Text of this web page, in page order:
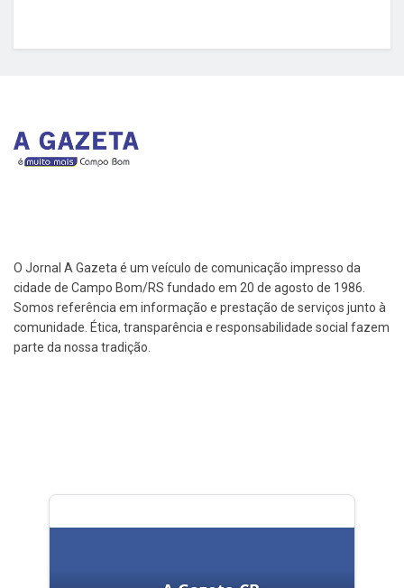
O Jornal A Gazeta é um veículo de comunicação impresso da
cidade de Campo Bom/RS fundado em 20 de agosto de 1986.
Somos referência em informação e prestação de serviços junto à
comunidade. Ética, transparência e responsabilidade social fazem
parte da nossa tradição.